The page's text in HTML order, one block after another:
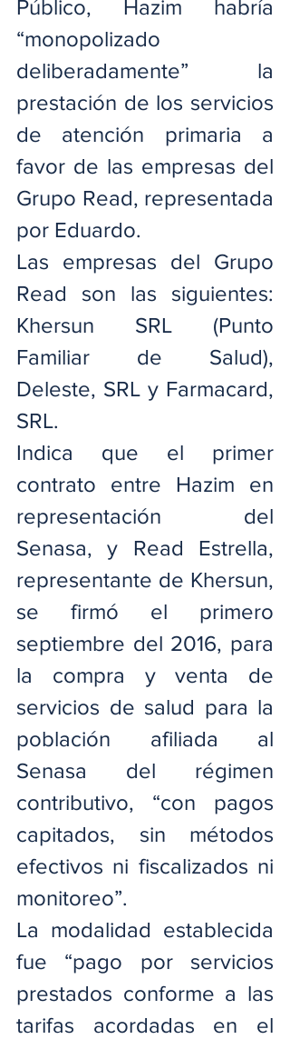
Público, Hazim habría
“monopolizado
deliberadamente” la
prestación de los servicios
de atención primaria a
favor de las empresas del
Grupo Read, representada
por Eduardo.
Las empresas del Grupo
Read son las siguientes:
Khersun SRL (Punto
Familiar de Salud),
Deleste, SRL y Farmacard,
SRL.
Indica que el primer
contrato entre Hazim en
representación del
Senasa, y Read Estrella,
representante de Khersun,
se firmó el primero
septiembre del 2016, para
la compra y venta de
servicios de salud para la
población afiliada al
Senasa del régimen
contributivo, “con pagos
capitados, sin métodos
efectivos ni fiscalizados ni
monitoreo”.
La modalidad establecida
fue “pago por servicios
prestados conforme a las
tarifas acordadas en el